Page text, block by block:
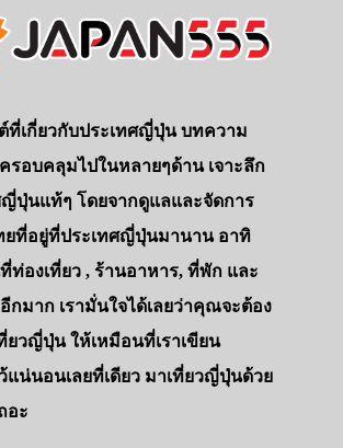
ต์ที่เกี่ยวกับประเทศญี่ปุ่น บทความ
รอบคลุมไปในหลายๆด้าน เจาะลึก
ญี่ปุ่นแท้ๆ โดยจากดูแลและจัดการ
ยที่อยู่ที่ประเทศญี่ปุ่นมานาน อาทิ
ท่องเที่ยว , ร้านอาหาร, ที่พัก และ
กมาก เรามั่นใจได้เลยว่าคุณจะต้อง
ยวญี่ปุ่น ให้เหมือนที่เราเขียน
แน่นอนเลยที่เดียว มาเที่ยวญี่ปุ่นด้วย
อะ